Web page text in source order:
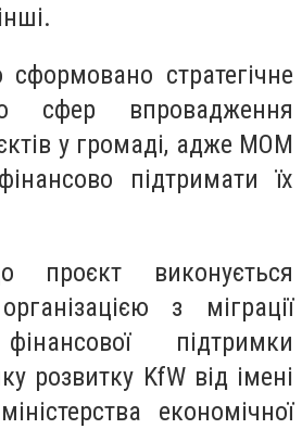
сформовано стратегічне
сфер впровадження
у громаді, адже МОМ
підтримати їх
проєкт виконується
з міграції
підтримки
розвитку KfW від імені
економічної